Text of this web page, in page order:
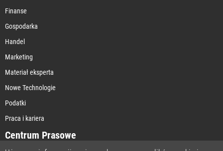
Finanse
Gospodarka
Handel
Marketing
Materiał eksperta
Nowe Technologie
Podatki
Praca i kariera
Centrum Prasowe